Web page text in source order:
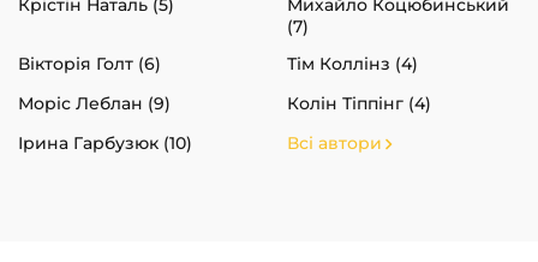
Крістін Наталь (5)
Михайло Коцюбинський
(7)
Вікторія Голт (6)
Тім Коллінз (4)
Моріс Леблан (9)
Колін Тіппінг (4)
Ірина Гарбузюк (10)
Всі автори